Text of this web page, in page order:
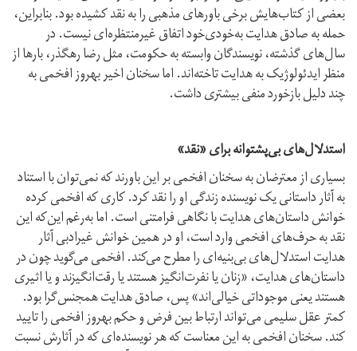
بعضی از کتاب‌‌هایش برخی باورهای مذهبی را به نقد کشیده بود. بنابراین،
حمله به صادق هدایت به‌خودی‌خود اتفاق غیرمنتظره‌ای نیست. در
سال‌‌های گذشته، نویسندگان وابسته به حکومت، مثل رضا رهگذر، بارها از
منظر ایدئولوژیک به هدایت تاخته‌اند. اما سخنان اخیر بهروز افخمی به
چند دلیل بازخورد منفی بیشتری داشت.
استدلال‌‌های بی‌پشتوانه برای «نقد»
بسیاری از معترضان به سخنان افخمی بر این باورند که نمی‌توان با استناد
به آثار داستانی یک نویسنده زندگی او را نقد کرد. کاری که افخمی کرده
خوانش داستان‌های هدایت با نگاهی فرامتنی است. اما به‌رغم این‌که این
نقد به حرف‌های افخمی وارد است، او در همین خوانش غیرادبی آثار
هدایت استدلال‌های بی‌بنیه‌ای را مطرح می‌کند. افخمی می‌گوید چون در
داستان‌های هدایت، «زنان یا نفرت‌انگیز هستند یا رقت‌انگیزند و یا اثیری
هستند یعنی موجوداتی خیالی‌اند» پس، صادق هدایت همجنس‌گرا بود.
کمتر عقل سلیمی می‌تواند ارتباط بین فرض و حکم بهروز افخمی را تایید
کند. سخنان افخمی به این معناست که هر نویسنده‌ای که در آثارش نسبت